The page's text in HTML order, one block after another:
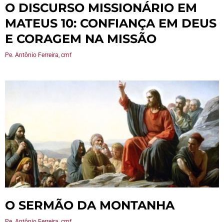
O DISCURSO MISSIONÁRIO EM
MATEUS 10: CONFIANÇA EM DEUS
E CORAGEM NA MISSÃO
Pe. Antônio Ferreira, cmf
O SERMÃO DA MONTANHA